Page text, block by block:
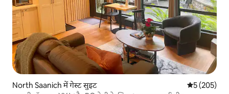
North Saanich में गेस्ट सुइट औसत रेटिंग 5
5 (205)